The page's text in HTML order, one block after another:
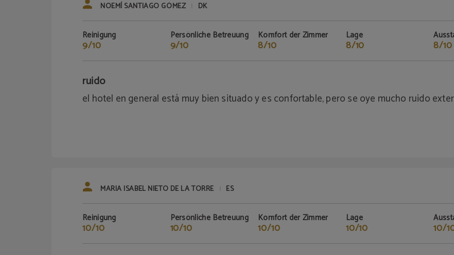
NOEMÍ SANTIAGO GÓMEZ | DK
Reinigung
9/10
Persönliche Betreuung
9/10
Komfort der Zimmer
8/10
Lage
8/10 8/10
ruido
el hotel en general está muy bien situado y es confortable, pero se oye mucho ruido
MARIA ISABEL NIETO DE LA TORRE | ES
Reinigung
10/10
Persönliche Betreuung
10/10
Komfort der Zimmer
10/10
Lage
10/10 10/